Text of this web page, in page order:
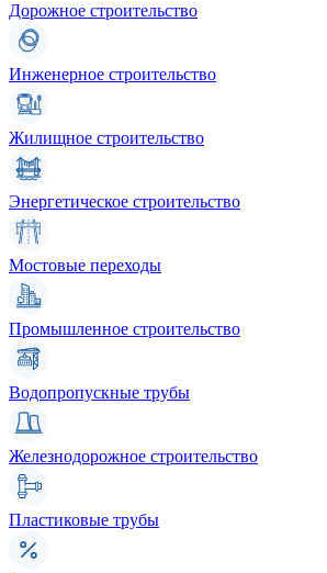
Дорожное строительство
Инженерное строительство
Жилищное строительство
Энергетическое строительство
Мостовые переходы
Промышленное строительство
Водопропускные трубы
Железнодорожное строительство
Пластиковые трубы